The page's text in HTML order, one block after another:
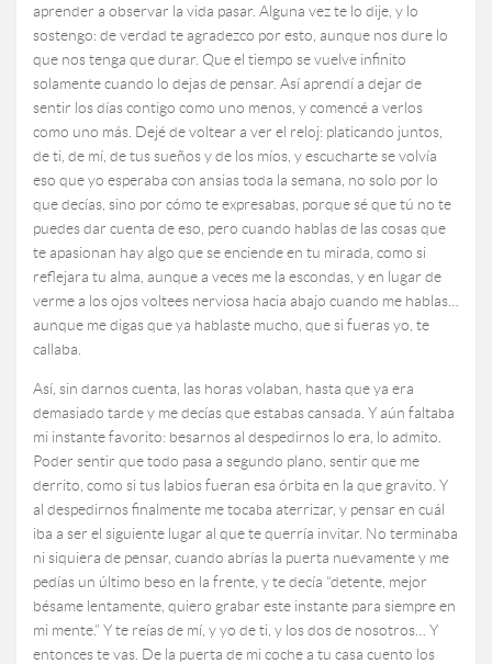
aprender a observar la vida pasar. Alguna vez te lo dije, y lo
sostengo: de verdad te agradezco por esto, aunque nos dure lo
que nos tenga que durar. Que el tiempo se vuelve infinito
solamente cuando lo dejas de pensar. Así aprendí a dejar de
sentir los días contigo como uno menos, y comencé a verlos
como uno más. Dejé de voltear a ver el reloj: platicando juntos,
de ti, de mí, de tus sueños y de los míos, y escucharte se volvía
eso que yo esperaba con ansias toda la semana, no solo por lo
que decías, sino por cómo te expresabas, porque sé que tú no te
puedes dar cuenta de eso, pero cuando hablas de las cosas que
te apasionan hay algo que se enciende en tu mirada, como si
reflejara tu alma, aunque a veces me la escondas, y en lugar de
verme a los ojos voltees nerviosa hacia abajo cuando me hablas…
aunque me digas que ya hablaste mucho, que si fueras yo, te
callaba.
Así, sin darnos cuenta, las horas volaban, hasta que ya era
demasiado tarde y me decías que estabas cansada. Y aún faltaba
mi instante favorito: besarnos al despedirnos lo era, lo admito.
Poder sentir que todo pasa a segundo plano, sentir que me
derrito, como si tus labios fueran esa órbita en la que gravito. Y
al despedirnos finalmente me tocaba aterrizar, y pensar en cuál
iba a ser el siguiente lugar al que te querría invitar. No terminaba
ni siquiera de pensar, cuando abrías la puerta nuevamente y me
pedías un último beso en la frente, y te decía “detente, mejor
bésame lentamente, quiero grabar este instante para siempre en
mi mente.” Y te reías de mí, y yo de ti, y los dos de nosotros… Y
entonces te vas. De la puerta de mi coche a tu casa cuento los